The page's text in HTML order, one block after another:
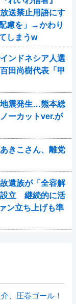
送禁止用語にす
慮を」→かわり
しまうw
ンドネシア人選
田尚樹代表「甲
地震発生…熊本総
ーカットver.が
きこさん、離党
遺族が「全容解
設立 継続的に活
ン立ち上げも準
、圧巻ゴール！